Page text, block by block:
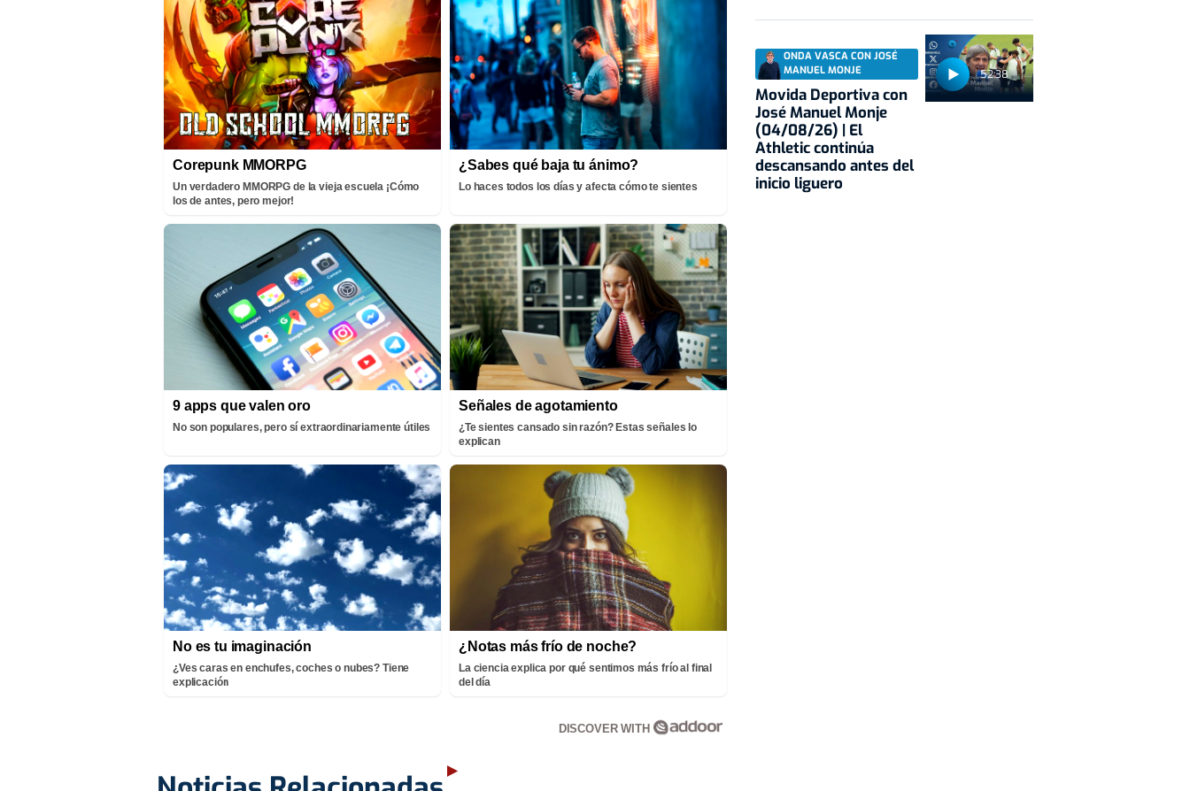
Corepunk MMORPG
Un verdadero MMORPG de la vieja escuela ¡Cómo
los de antes, pero mejor!
¿Sabes qué baja tu ánimo?
Lo haces todos los días y afecta cómo te sientes
9 apps que valen oro
No son populares, pero sí extraordinariamente útiles
Señales de agotamiento
¿Te sientes cansado sin razón? Estas señales lo
explican
No es tu imaginación
¿Ves caras en enchufes, coches o nubes? Tiene
explicación
¿Notas más frío de noche?
La ciencia explica por qué sentimos más frío al final
del día
DISCOVER WITH
52:38
ONDA VASCA CON JOSÉ
MANUEL MONJE
Movida Deportiva con
José Manuel Monje
(04/08/26) | El
Athletic continúa
descansando antes del
inicio liguero